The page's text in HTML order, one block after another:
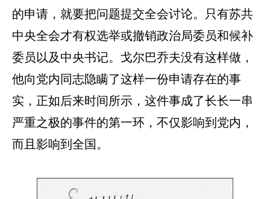
的申请，就要把问题提交全会讨论。只有苏共
中央全会才有权选举或撤销政治局委员和候补
委员以及中央书记。戈尔巴乔夫没有这样做，
他向党内同志隐瞒了这样一份申请存在的事
实，正如后来时间所示，这件事成了长长一串
严重之极的事件的第一环，不仅影响到党内，
而且影响到全国。